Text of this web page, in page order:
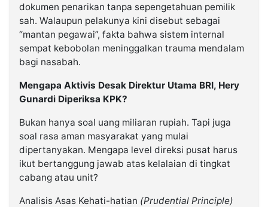
dokumen penarikan tanpa sepengetahuan pemilik
sah. Walaupun pelakunya kini disebut sebagai
“mantan pegawai”, fakta bahwa sistem internal
sempat kebobolan meninggalkan trauma mendalam
bagi nasabah.
Mengapa Aktivis Desak Direktur Utama BRI, Hery
Gunardi Diperiksa KPK?
Bukan hanya soal uang miliaran rupiah. Tapi juga
soal rasa aman masyarakat yang mulai
dipertanyakan. Mengapa level direksi pusat harus
ikut bertanggung jawab atas kelalaian di tingkat
cabang atau unit?
Analisis Asas Kehati-hatian (Prudential Principle)